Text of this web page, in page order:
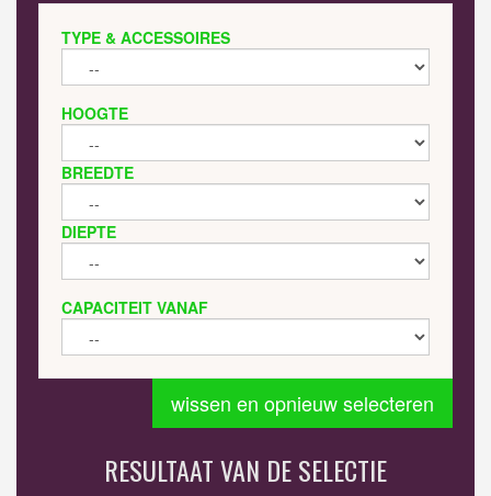
TYPE & ACCESSOIRES
HOOGTE
BREEDTE
DIEPTE
CAPACITEIT VANAF
wissen en opnieuw selecteren
RESULTAAT VAN DE SELECTIE